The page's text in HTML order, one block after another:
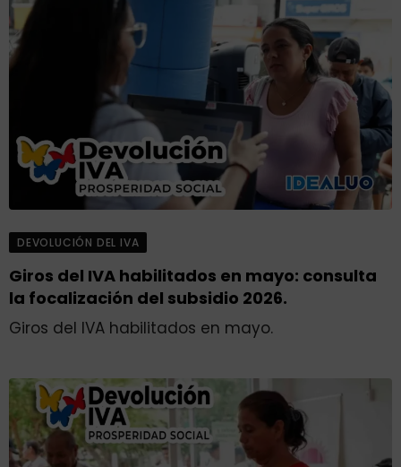
DEVOLUCIÓN DEL IVA
Giros del IVA habilitados en mayo: consulta
la focalización del subsidio 2026.
Giros del IVA habilitados en mayo.